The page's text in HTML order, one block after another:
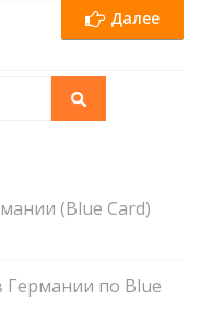
Далее
(Blue Card)
Германии по Blue